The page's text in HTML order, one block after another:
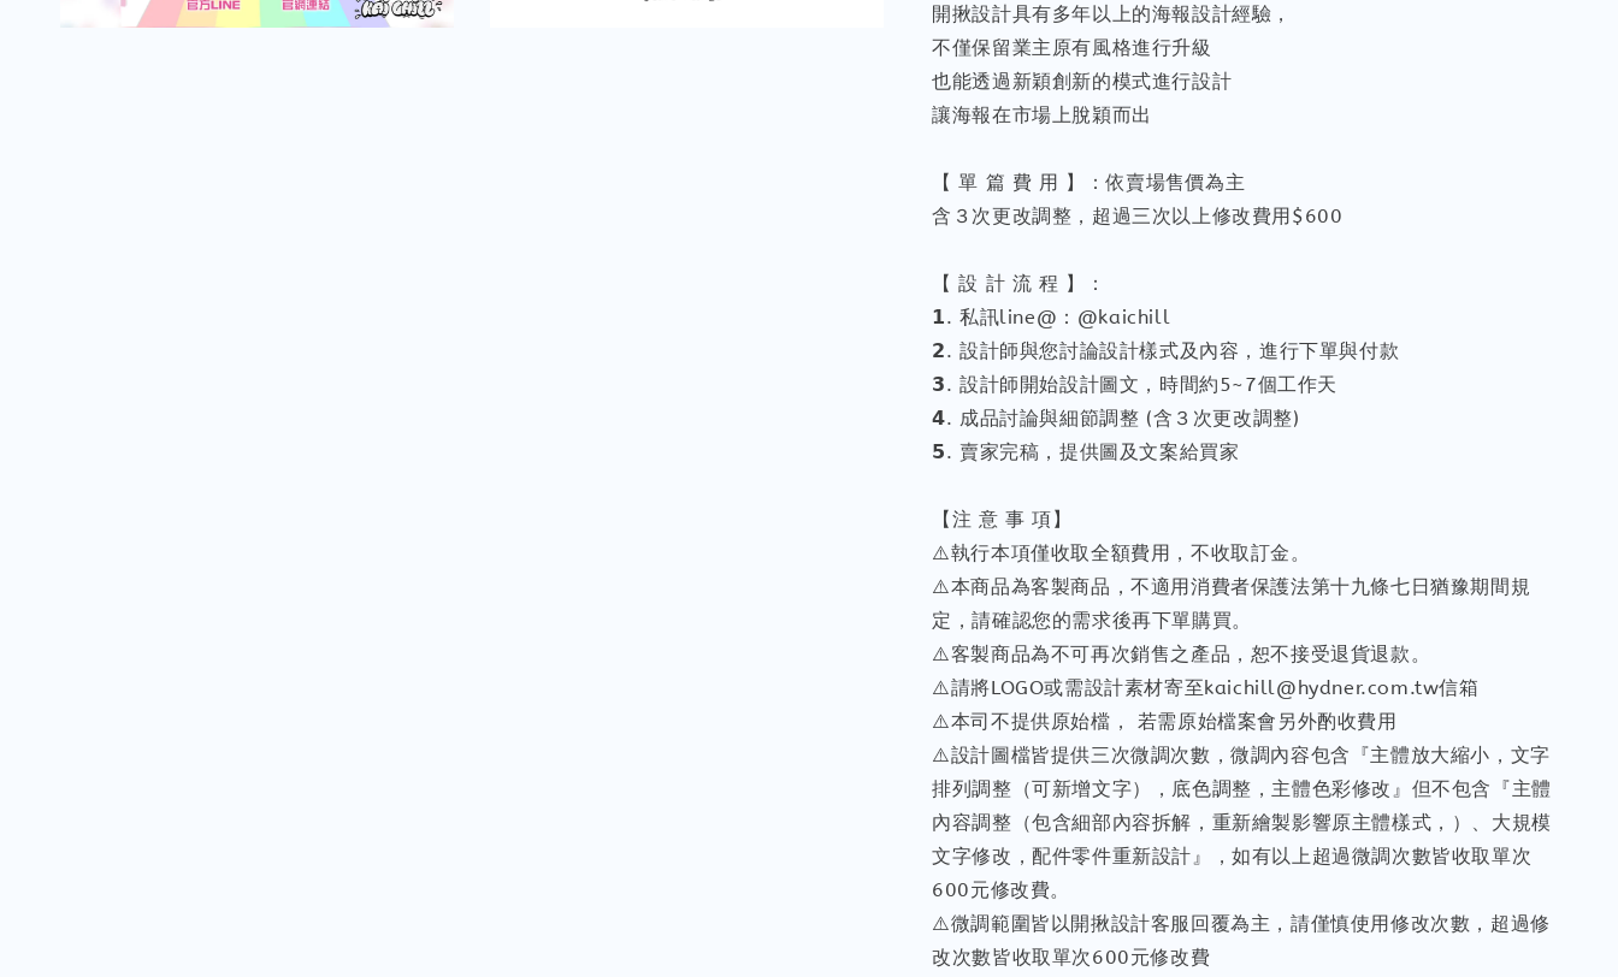
開揪設計具有多年以上的海報設計經驗，
不僅保留業主原有風格進行升級
也能透過新穎創新的模式進行設計
讓海報在市場上脫穎而出
【 單 篇 費 用 】：依賣場售價為主
含３次更改調整，超過三次以上修改費用$600
【 設 計 流 程 】：
𝟭. 私訊line@：@kaichill
𝟮. 設計師與您討論設計樣式及內容，進行下單與付款
𝟯. 設計師開始設計圖文，時間約5~7個工作天
𝟰. 成品討論與細節調整 (含３次更改調整)
𝟱. 賣家完稿，提供圖及文案給買家
【注 意 事 項】
⚠️執行本項僅收取全額費用，不收取訂金。
⚠️本商品為客製商品，不適用消費者保護法第十九條七日猶豫期間規
定，請確認您的需求後再下單購買。
⚠️客製商品為不可再次銷售之產品，恕不接受退貨退款。
⚠️請將LOGO或需設計素材寄至kaichill@hydner.com.tw信箱
⚠️本司不提供原始檔， 若需原始檔案會另外酌收費用
⚠️設計圖檔皆提供三次微調次數，微調內容包含『主體放大縮小，文字
排列調整（可新增文字），底色調整，主體色彩修改』但不包含『主體
內容調整（包含細部內容拆解，重新繪製影響原主體樣式，）、大規模
文字修改，配件零件重新設計』，如有以上超過微調次數皆收取單次
600元修改費。
⚠️微調範圍皆以開揪設計客服回覆為主，請僅慎使用修改次數，超過修
改次數皆收取單次600元修改費